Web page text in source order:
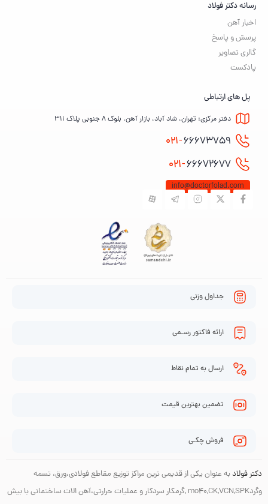
رسانه دکتر فولاد
اخبار آهن
پرسش و پاسخ
گالری تصاویر
پادکست
پل های ارتباطی
دفتر مرکزی: تهران، شاد آباد، بازار آهن، بلوک ۸ جنوبی پلاک ۳۱۱
021-66673759
021-66672677
info@doctorfolad.com
جداول وزنی
ارائه فاکتور رسـمی
ارسال به تمام نقاط
تضمین بهترین قیمت
فروش چکـی
دکتر فولاد به عنوان یکی از قدیمی ترین مراکز توزیع مقاطع فولادی،ورق، تسمه
وگردmo40,CK,VCN,SPK ,گرمکار سردکار و عملیات حرارتی،آهن الات ساختمانی با بیش